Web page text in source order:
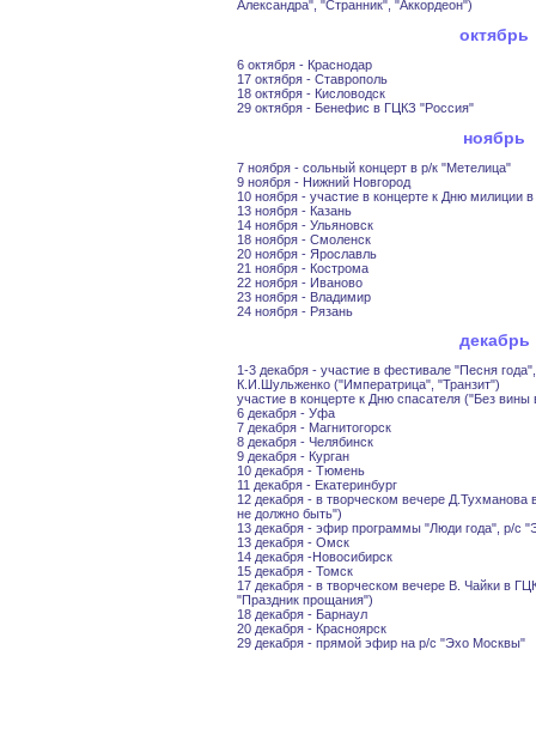
Александра", "Странник", "Аккордеон")
октябрь
6 октября - Краснодар
17 октября - Ставрополь
18 октября - Кисловодск
29 октября - Бенефис в ГЦКЗ "Россия"
ноябрь
7 ноября - сольный концерт в р/к "Метелица"
9 ноября - Нижний Новгород
10 ноября - участие в концерте к Дню милиции
13 ноября - Казань
14 ноября - Ульяновск
18 ноября - Смоленск
20 ноября - Ярославль
21 ноября - Кострома
22 ноября - Иваново
23 ноября - Владимир
24 ноября - Рязань
декабрь
1-3 декабря - участие в фестивале "Песня
К.И.Шульженко ("Императрица", "Транзит")
участие в концерте к Дню спасателя ("Без вины
6 декабря - Уфа
7 декабря - Магнитогорск
8 декабря - Челябинск
9 декабря - Курган
10 декабря - Тюмень
11 декабря - Екатеринбург
12 декабря - в творческом вечере
не должно быть")
13 декабря - эфир программы "Люди года", р/с
13 декабря - Омск
14 декабря -Новосибирск
15 декабря - Томск
17 декабря - в творческом вечере В. Чайки в
"Праздник прощания")
18 декабря - Барнаул
20 декабря - Красноярск
29 декабря - прямой эфир на р/с "Эхо Москвы"